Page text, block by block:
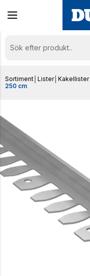
Sortiment Lister│ Kakellister│
250 cm